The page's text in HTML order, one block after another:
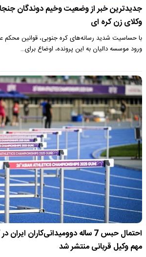
جدیدترین خبر از وضعیت وخیم دوندگان
وکلای زن کره ای
با حساسیت شدید رسانه‌های کره جنوبی، قوانین محکم
ورود موسسه دالیان به این پرونده، اوضاع برای…
احتمال حبس 7 ساله دوومیدانی‌کاران
مهم وکیل قربانی منتشر شد